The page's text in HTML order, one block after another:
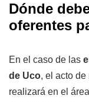
Dónde
oferentes
En el caso de las
de Uco, el acto
realizará en el